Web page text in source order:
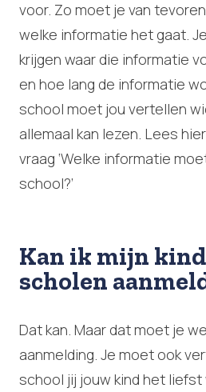
voor. Zo moet je van
welke informatie het gaat.
krijgen waar die informatie
en hoe lang de informatie
school moet jou vertellen
allemaal kan lezen. Lees
vraag ‘Welke informatie
school?’
Kan ik mijn
scholen
Dat kan. Maar dat moet je
aanmelding. Je moet ook
school jij jouw kind het liefst